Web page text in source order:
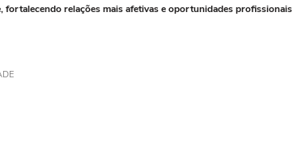
fortalecendo relações mais afetivas e oportunidades profissionais